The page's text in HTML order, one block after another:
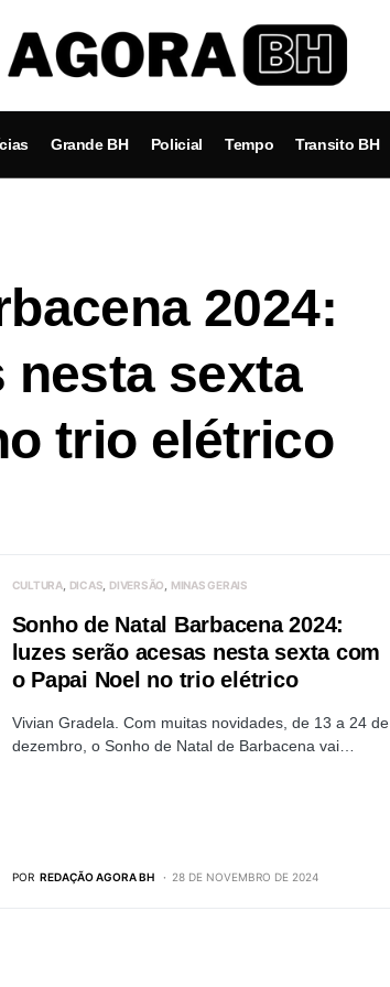
Grande BH Policial Tempo Transito BH
2024:
nesta sexta
trio elétrico
CULTURA DICAS DIVERSÃO MINAS GERAIS
Sonho de Natal Barbacena 2024:
luzes serão acesas nesta sexta com
o Papai Noel no trio elétrico
Vivian Gradela. Com muitas novidades, de 13 a 24 de
dezembro, o Sonho de Natal de Barbacena vai…
POR REDAÇÃO AGORA BH 28 DE NOVEMBRO DE 2024